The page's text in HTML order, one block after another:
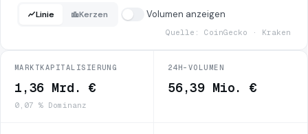
Linie Kerzen Volumen anzeigen
Quelle: CoinGecko · Kraken
MARKTKAPITALISIERUNG
1,36 Mrd. €
0,07 % Dominanz
24H-VOLUMEN
56,39 Mio. €